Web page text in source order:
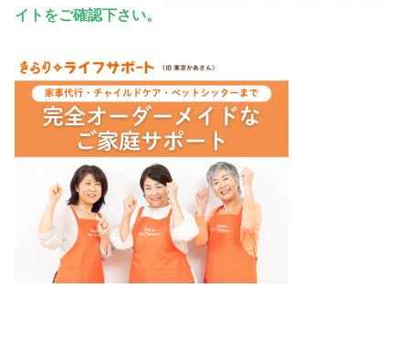
イトをご確認下さい。